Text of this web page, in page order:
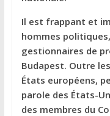
Il est frappant et
hommes
gestionnaires de
Budapest. Outre
États européens,
parole des États-
des membres du